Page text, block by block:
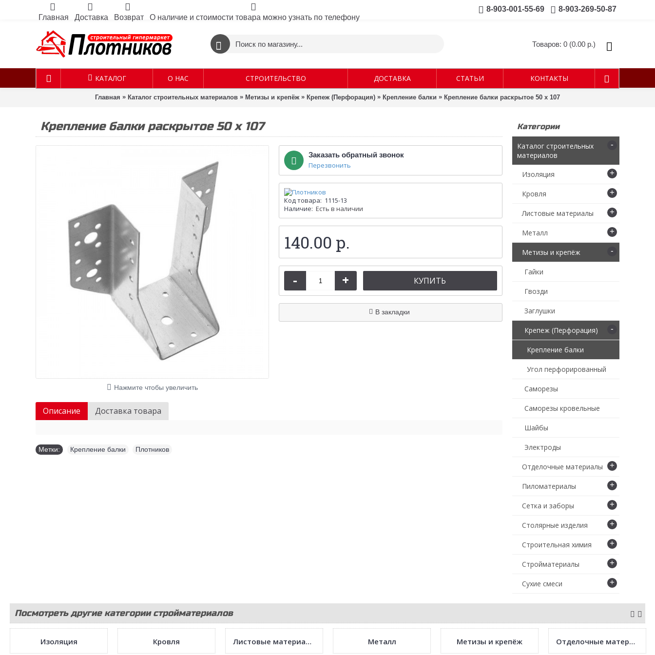
Главная Доставка Возврат О наличие и стоимости товара можно узнать по телефону
8-903-001-55-69 8-903-269-50-87
Товаров: 0 (0.00 р.)
КАТАЛОГ О НАС СТРОИТЕЛЬСТВО ДОСТАВКА СТАТЬИ КОНТАКТЫ
Главная » Каталог строительных материалов » Метизы и крепёж » Крепеж (Перфорация) » Крепление балки » Крепление балки раскрытое 50 х 107
Категории
Каталог строительных
материалов
-
Изоляция +
Кровля +
Листовые материалы +
Металл +
Метизы и крепёж -
Гайки
Гвозди
Заглушки
Крепеж (Перфорация) -
Крепление балки
Угол перфорированный
Саморезы
Саморезы кровельные
Шайбы
Электроды
Отделочные материалы +
Пиломатериалы +
Сетка и заборы +
Столярные изделия +
Строительная химия +
Стройматериалы +
Сухие смеси +
Крепление балки раскрытое 50 х 107
Нажмите чтобы увеличить
Заказать обратный звонок
Перезвонить
Код товара: 1115-13
Наличие: Есть в наличии
140.00 р.
- + КУПИТЬ
В закладки
Описание Доставка товара
Метки: Крепление балки Плотников
Посмотреть другие категории стройматериалов
Изоляция Кровля Листовые материалы Металл Метизы и крепёж Отделочные материалы